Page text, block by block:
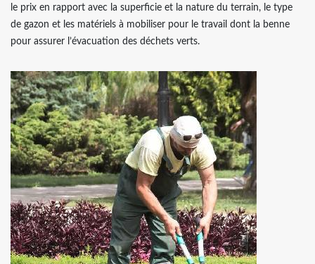
le prix en rapport avec la superficie et la nature du terrain, le type
de gazon et les matériels à mobiliser pour le travail dont la benne
pour assurer l’évacuation des déchets verts.